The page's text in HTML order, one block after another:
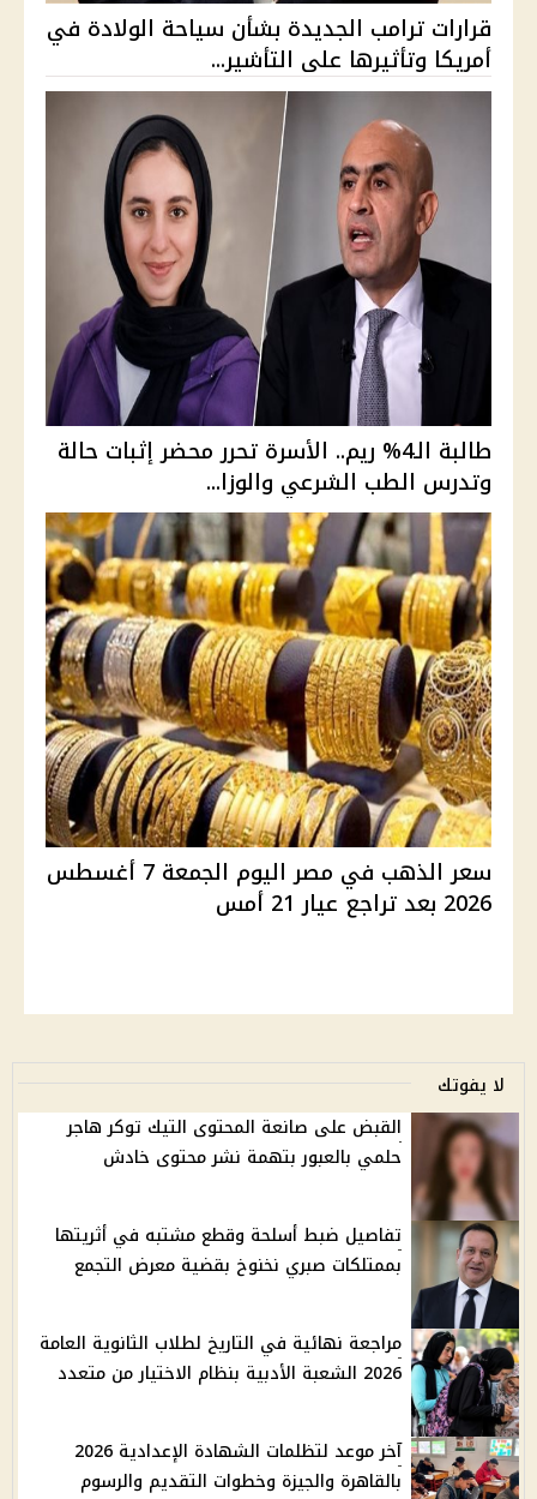
قرارات ترامب الجديدة بشأن سياحة الولادة في
أمريكا وتأثيرها على التأشير...
طالبة الـ4% ريم.. الأسرة تحرر محضر إثبات حالة
وتدرس الطب الشرعي والوزا...
سعر الذهب في مصر اليوم الجمعة 7 أغسطس
2026 بعد تراجع عيار 21 أمس
لا يفوتك
القبض على صانعة المحتوى التيك توكر هاجر
حلمي بالعبور بتهمة نشر محتوى خادش
تفاصيل ضبط أسلحة وقطع مشتبه في أثريتها
بممتلكات صبري نخنوخ بقضية معرض التجمع
مراجعة نهائية في التاريخ لطلاب الثانوية العامة
2026 الشعبة الأدبية بنظام الاختيار من متعدد
آخر موعد لتظلمات الشهادة الإعدادية 2026
بالقاهرة والجيزة وخطوات التقديم والرسوم